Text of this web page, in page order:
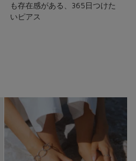
も存在感がある、365日つけた
いピアス